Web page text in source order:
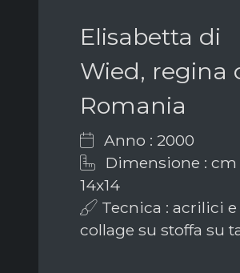
Elisabetta di
Wied, regina
Romania
Anno : 2000
Dimensione : cm
14x14
Tecnica : acrilici e
collage su stoffa su